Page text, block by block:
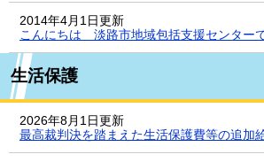
2014年4月1日更新
こんにちは 淡路市地域包括支援センター
生活保護
2026年8月1日更新
最高裁判決を踏まえた生活保護費等の追加